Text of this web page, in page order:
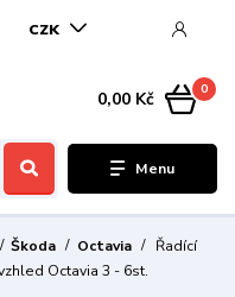
Menu
CZK
0
0,00 Kč
Škoda Octavia
Řadící
Octavia 3 - 6st.